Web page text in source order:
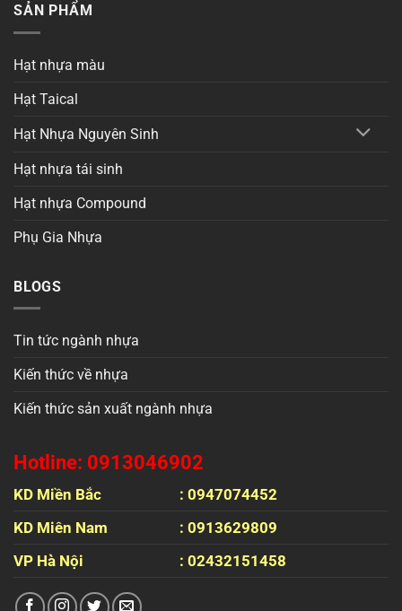
SẢN PHẨM
Hạt nhựa màu
Hạt Taical
Hạt Nhựa Nguyên Sinh
Hạt nhựa tái sinh
Hạt nhựa Compound
Phụ Gia Nhựa
BLOGS
Tin tức ngành nhựa
Kiến thức về nhựa
Kiến thức sản xuất ngành nhựa
Hotline: 0913046902
KD Miền Bắc
: 0947074452
KD Miên Nam
: 0913629809
VP Hà Nội
: 02432151458